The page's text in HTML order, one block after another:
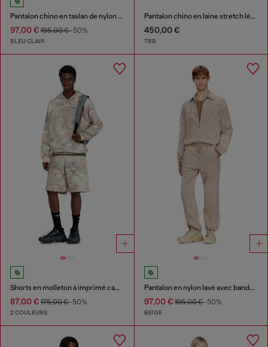
Pantalon chino en taslan de nylon recyclé
97,00 € 195,00 €-50%
BLEU CLAIR
Pantalon chino en laine stretch légère
450,00 €
7BB
Shorts en molleton à imprimé camouflage digital
87,00 € 175,00 €-50%
2 COULEURS
Pantalon en nylon lavé avec bandes latérales
97,00 €195,00 €-50%
BEIGE